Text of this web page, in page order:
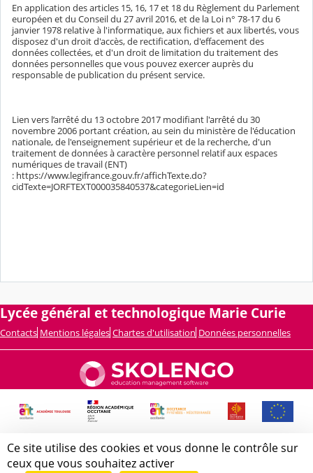
En application des articles 15, 16, 17 et 18 du Règlement du Parlement
européen et du Conseil du 27 avril 2016, et de la Loi n° 78-17 du 6
janvier 1978 relative à l'informatique, aux fichiers et aux libertés, vous
disposez d'un droit d'accès, de rectification, d'effacement des
données collectées, et d'un droit de limitation du traitement des
données personnelles que vous pouvez exercer auprès du
responsable de publication du présent service.
Lien vers l’arrêté du 13 octobre 2017 modifiant l'arrêté du 30
novembre 2006 portant création, au sein du ministère de l'éducation
nationale, de l'enseignement supérieur et de la recherche, d'un
traitement de données à caractère personnel relatif aux espaces
numériques de travail (ENT)
: https://www.legifrance.gouv.fr/affichTexte.do?
cidTexte=JORFTEXT000035840537&categorieLien=id
Lycée général et technologique Marie Curie
Contacts Mentions légales Chartes d'utilisation Données personnelles
Ce site utilise des cookies et vous donne le contrôle sur
ceux que vous souhaitez activer